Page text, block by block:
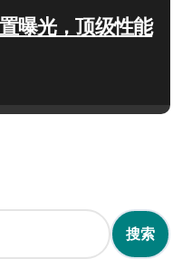
曝光，顶级性能